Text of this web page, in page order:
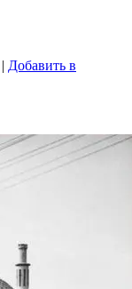
| Добавить в